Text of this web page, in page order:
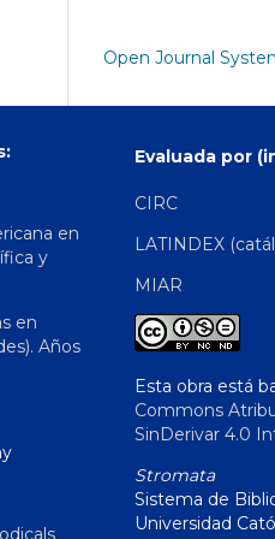
Open Journal
en
y
en
Años
Evaluada por
CIRC
LATINDEX
MIAR
Esta obra está
Commons
SinDerivar 4.0
Stromata
Sistema de
Universidad